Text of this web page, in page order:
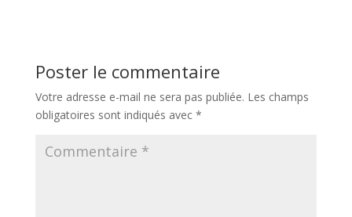
Poster le commentaire
Votre adresse e-mail ne sera pas publiée. Les champs
obligatoires sont indiqués avec *